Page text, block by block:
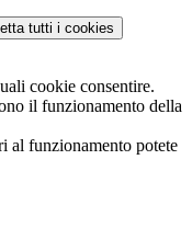
tutti i cookies
cookie consentire.
il funzionamento della
al funzionamento potete